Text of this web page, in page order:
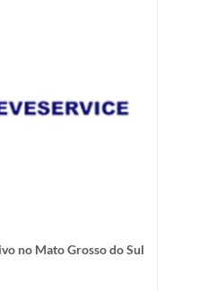
no Mato Grosso do Sul